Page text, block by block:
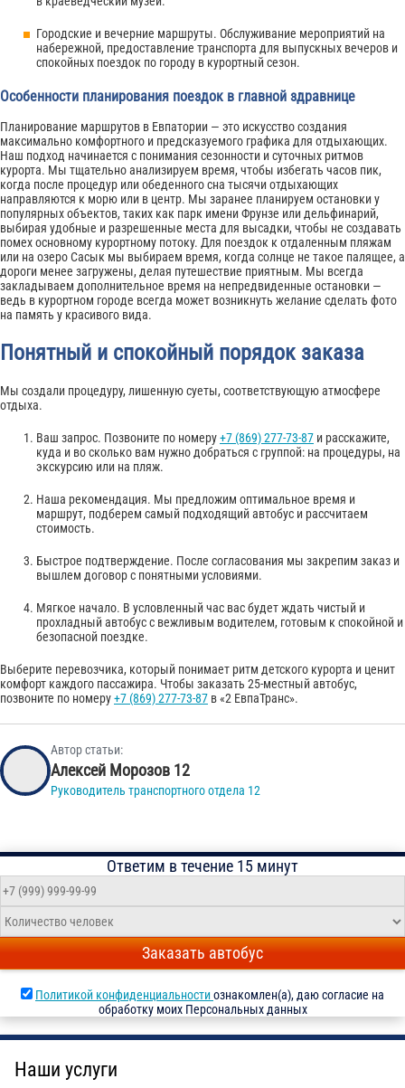
Городские и вечерние маршруты. Обслуживание мероприятий на
набережной, предоставление транспорта для выпускных вечеров и
спокойных поездок по городу в курортный сезон.
Особенности планирования поездок в главной здравнице
Планирование маршрутов в Евпатории — это искусство создания
максимально комфортного и предсказуемого графика для отдыхающих.
Наш подход начинается с понимания сезонности и суточных ритмов
курорта. Мы тщательно анализируем время, чтобы избегать часов пик,
когда после процедур или обеденного сна тысячи отдыхающих
направляются к морю или в центр. Мы заранее планируем остановки у
популярных объектов, таких как парк имени Фрунзе или дельфинарий,
выбирая удобные и разрешенные места для высадки, чтобы не создавать
помех основному курортному потоку. Для поездок к отдаленным пляжам
или на озеро Сасык мы выбираем время, когда солнце не такое палящее, а
дороги менее загружены, делая путешествие приятным. Мы всегда
закладываем дополнительное время на непредвиденные остановки —
ведь в курортном городе всегда может возникнуть желание сделать фото
на память у красивого вида.
Понятный и спокойный порядок заказа
Мы создали процедуру, лишенную суеты, соответствующую атмосфере
отдыха.
Ваш запрос. Позвоните по номеру+7 (869) 277-73-87 и расскажите,
куда и во сколько вам нужно добраться с группой: на процедуры, на
экскурсию или на пляж.
Наша рекомендация. Мы предложим оптимальное время и
маршрут, подберем самый подходящий автобус и рассчитаем
стоимость.
Быстрое подтверждение. После согласования мы закрепим заказ и
вышлем договор с понятными условиями.
Мягкое начало. В условленный час вас будет ждать чистый и
прохладный автобус с вежливым водителем, готовым к спокойной и
безопасной поездке.
Выберите перевозчика, который понимает ритм детского курорта и ценит
комфорт каждого пассажира. Чтобы заказать 25-местный автобус,
позвоните по номеру+7 (869) 277-73-87 в «2 ЕвпаТранс».
Автор статьи:
Алексей Морозов 12
Руководитель транспортного отдела 12
Ответим в течение 15 минут
Заказать автобус
Политикой конфиденциальностиознакомлен(а), даю согласие на
обработку моих Персональных данных
Наши услуги